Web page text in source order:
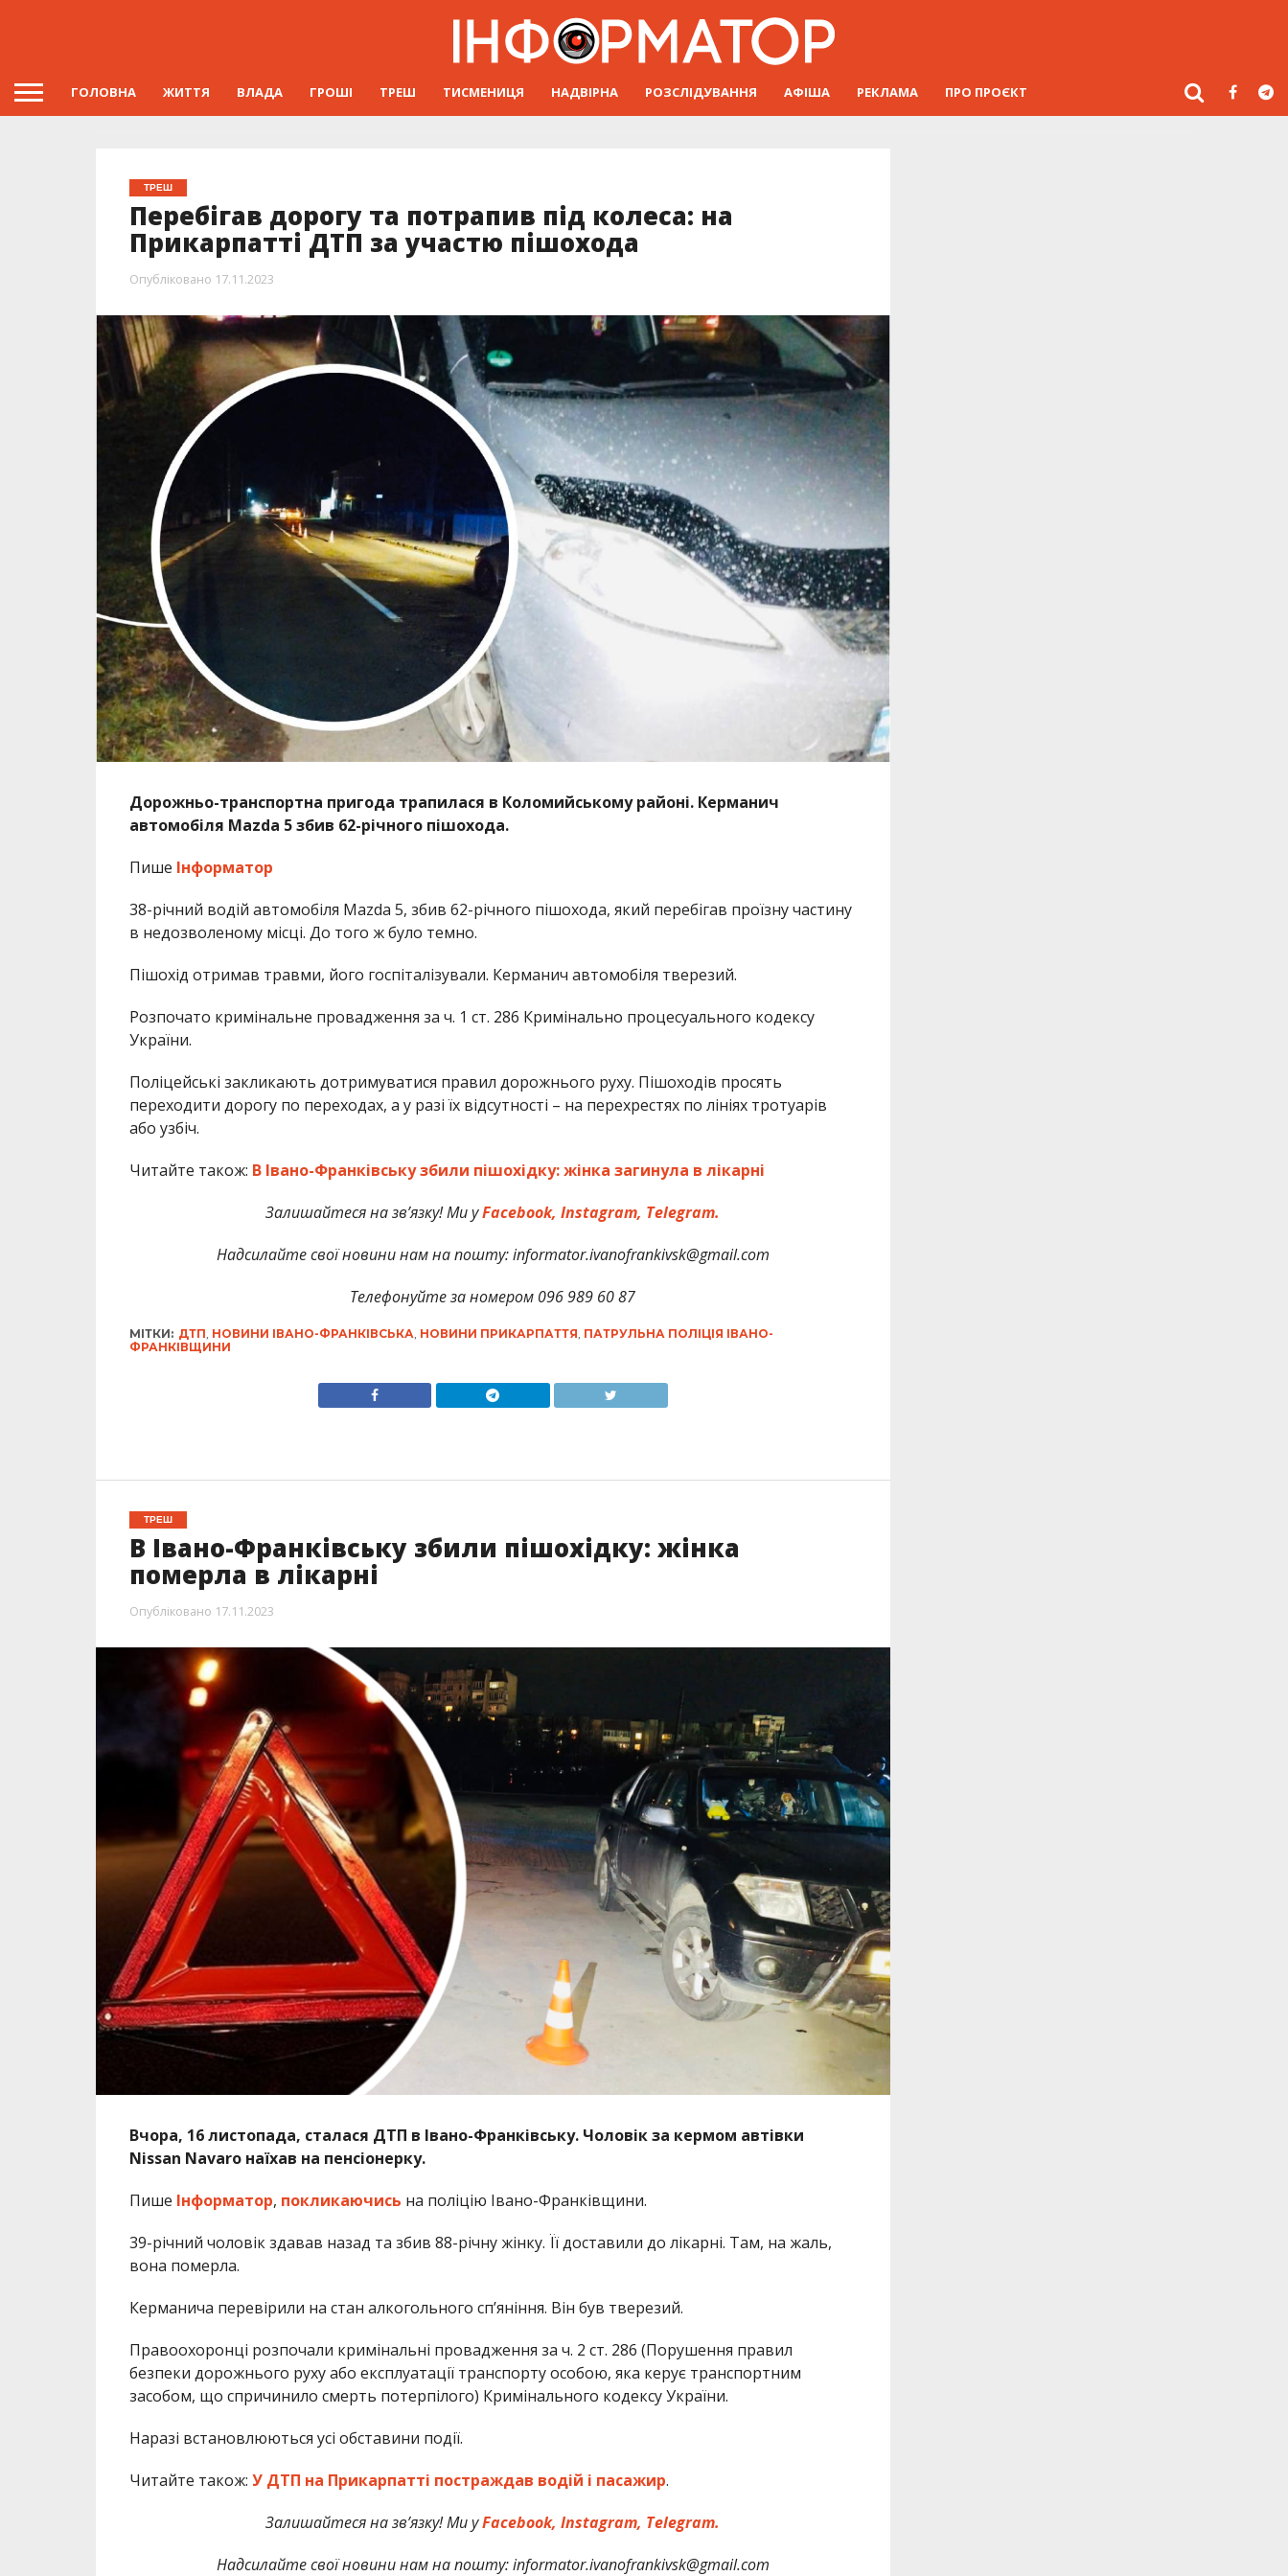
ГОЛОВНА ЖИТТЯ ВЛАДА ГРОШІ ТРЕШ ТИСМЕНИЦЯ НАДВІРНА РОЗСЛІДУВАННЯ АФІША РЕКЛАМА ПРО ПРОЄКТ
ТРЕШ
Перебігав дорогу та потрапив під колеса: на
Прикарпатті ДТП за участю пішохода
Опубліковано 17.11.2023
Дорожньо-транспортна пригода трапилася в Коломийському районі. Керманич
автомобіля Mazda 5 збив 62-річного пішохода.
Пише Інформатор
38-річний водій автомобіля Mazda 5, збив 62-річного пішохода, який перебігав проїзну частину
в недозволеному місці. До того ж було темно.
Пішохід отримав травми, його госпіталізували. Керманич автомобіля тверезий.
Розпочато кримінальне провадження за ч. 1 ст. 286 Кримінально процесуального кодексу
України.
Поліцейські закликають дотримуватися правил дорожнього руху. Пішоходів просять
переходити дорогу по переходах, а у разі їх відсутності – на перехрестях по лініях тротуарів
або узбіч.
Читайте також: В Івано-Франківську збили пішохідку: жінка загинула в лікарні
Залишайтеся на зв’язку! Ми уFacebook, Instagram, Telegram.
Надсилайте свої новини нам на пошту: informator.ivanofrankivsk@gmail.com
Телефонуйте за номером 096 989 60 87
МІТКИ: ДТП, НОВИНИ ІВАНО-ФРАНКІВСЬКА, НОВИНИ ПРИКАРПАТТЯ, ПАТРУЛЬНА ПОЛІЦІЯ ІВАНО-
ФРАНКІВЩИНИ
ТРЕШ
В Івано-Франківську збили пішохідку: жінка
померла в лікарні
Опубліковано 17.11.2023
Вчора, 16 листопада, сталася ДТП в Івано-Франківську. Чоловік за кермом автівки
Nissan Navaro наїхав на пенсіонерку.
Пише Інформатор, покликаючись на поліцію Івано-Франківщини.
39-річний чоловік здавав назад та збив 88-річну жінку. Її доставили до лікарні. Там, на жаль,
вона померла.
Керманича перевірили на стан алкогольного сп’яніння. Він був тверезий.
Правоохоронці розпочали кримінальні провадження за ч. 2 ст. 286 (Порушення правил
безпеки дорожнього руху або експлуатації транспорту особою, яка керує транспортним
засобом, що спричинило смерть потерпілого) Кримінального кодексу України.
Наразі встановлюються усі обставини події.
Читайте також: У ДТП на Прикарпатті постраждав водій і пасажир.
Залишайтеся на зв’язку! Ми уFacebook, Instagram, Telegram.
Надсилайте свої новини нам на пошту: informator.ivanofrankivsk@gmail.com